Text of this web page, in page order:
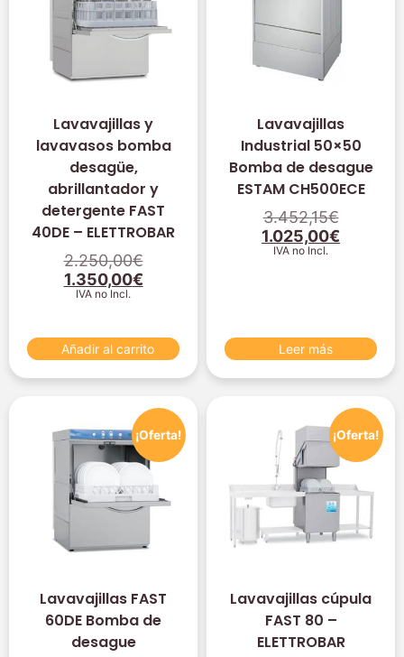
Lavavajillas y
lavavasos bomba
desagüe,
abrillantador y
detergente FAST
40DE – ELETTROBAR
2.250,00€
1.350,00€
IVA no Incl.
Añadir al carrito
Lavavajillas
Industrial 50×50
Bomba de desague
ESTAM CH500ECE
3.452,15€
1.025,00€
IVA no Incl.
Leer más
¡Oferta!
Lavavajillas FAST
60DE Bomba de
desague
¡Oferta!
Lavavajillas cúpula
FAST 80 –
ELETTROBAR